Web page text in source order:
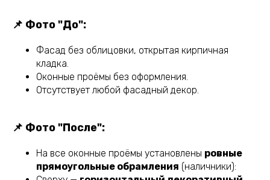
📌 Фото "До":
Фасад без облицовки, открытая кирпичная
кладка.
Оконные проёмы без оформления.
Отсутствует любой фасадный декор.
📌 Фото "После":
На все оконные проёмы установлены ровные
прямоугольные обрамления (наличники):